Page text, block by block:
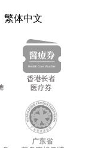
繁体中文